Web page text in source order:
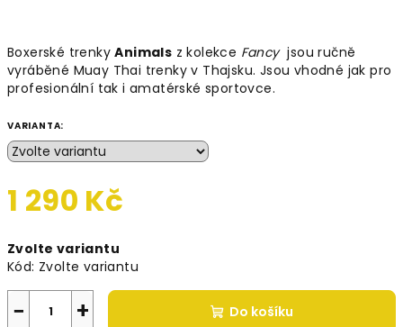
Boxerské trenkyAnimals z kolekce Fancyjsou ručně
vyráběné Muay Thai trenky v Thajsku. Jsou vhodné jak pro
profesionální tak i amatérské sportovce.
VARIANTA:
1 290 Kč
cena:
Zvolte variantu
Kód: Zvolte variantu
+
− Do košíku